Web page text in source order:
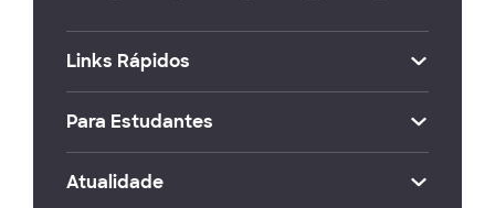
Links Rápidos
Para Estudantes
Atualidade